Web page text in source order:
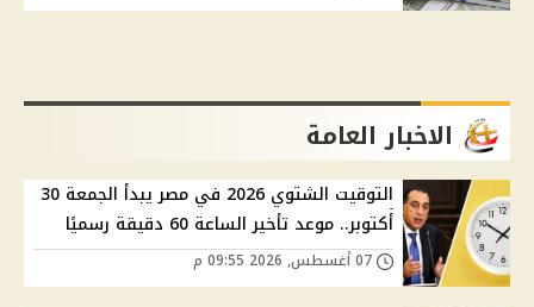
الاخبار العامة
التوقيت الشتوي 2026 في مصر يبدأ الجمعة 30
أكتوبر.. موعد تأخير الساعة 60 دقيقة رسميًا